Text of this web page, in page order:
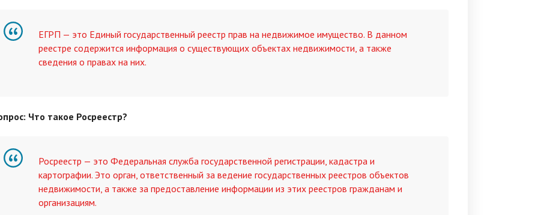
ЕГРП — это Единый государственный реестр прав на недвижимое имущество. В данном
реестре содержится информация о существующих объектах недвижимости, а также
сведения о правах на них.
Что такое Росреестр?
Росреестр — это Федеральная служба государственной регистрации, кадастра и
картографии. Это орган, ответственный за ведение государственных реестров объектов
недвижимости, а также за предоставление информации из этих реестров гражданам и
организациям.